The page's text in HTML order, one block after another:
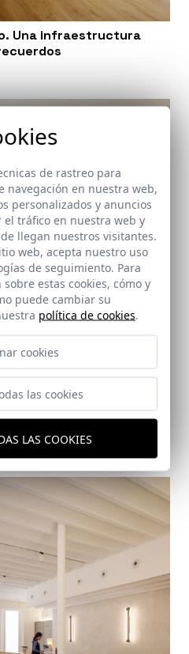
Una infraestructura
de rastreo para
navegación en nuestra web,
personalizados y anuncios
tráfico en nuestra web y
llegan nuestros visitantes.
web, acepta nuestro uso
de seguimiento. Para
estas cookies, cómo y
puede cambiar su
política de cookies.
cookies
las cookies
LAS COOKIES